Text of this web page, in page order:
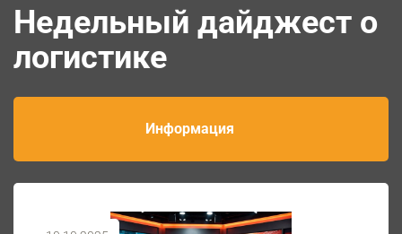
Недельный дайджест о
логистике
Информация